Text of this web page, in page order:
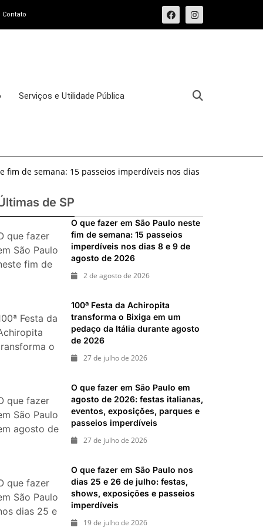
Contato
Serviços e Utilidade Pública
fim de semana: 15 passeios imperdíveis nos dias
o Bixiga em um pedaço da Itália durante
de 2026: festas italianas, eventos,
imperdíveis
25 e 26 de julho: festas, shows, exposições e
18 e 19 de julho de 2026: festas julinas, shows,
imperdíveis
de semana de 11 e 12 de julho: guia completo
parques, gastronomia, automobilismo e
de SP
que fazer
São Paulo
fim de
dias 8 e
de agosto
2026
O que fazer em São Paulo neste
fim de semana: 15 passeios
imperdíveis nos dias 8 e 9 de
agosto de 2026
2 de agosto de 2026
Festa da
o
de
100ª Festa da Achiropita
transforma o Bixiga em um
pedaço da Itália durante agosto
de 2026
27 de julho de 2026
que fazer
São Paulo
agosto de
e
O que fazer em São Paulo em
agosto de 2026: festas italianas,
eventos, exposições, parques e
passeios imperdíveis
27 de julho de 2026
que fazer
São Paulo
dias 25 e
O que fazer em São Paulo nos
dias 25 e 26 de julho: festas,
shows, exposições e passeios
imperdíveis
19 de julho de 2026